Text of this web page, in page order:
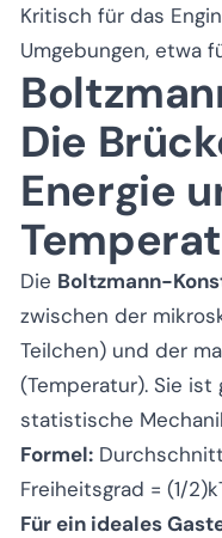
Kritisch für das
Umgebungen, etwa
Die
Energie
Die Boltzmann-
zwischen der
Teilchen) und der
(Temperatur). Sie
statistische
Formel:
Freiheitsgrad = (1/
Für ein ideales